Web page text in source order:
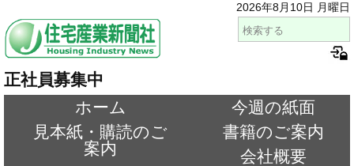
2026年8月10日 月曜日
正社員募集中
ホーム
今週の紙面
見本紙・購読のご
案内
書籍のご案内
会社概要